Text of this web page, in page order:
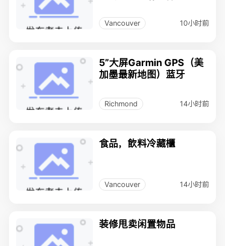
Vancouver 10小时前
5”大屏Garmin GPS（美
加墨最新地图）蓝牙
Richmond 14小时前
食品，飲料冷藏櫃
Vancouver 14小时前
装修甩卖闲置物品